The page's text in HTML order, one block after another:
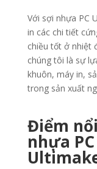
Với sợi nhựa PC
in các chi tiết
chiều tốt ở nhiệt
chúng tôi là sự
khuôn, máy in,
trong sản xuất
Điểm
nhựa